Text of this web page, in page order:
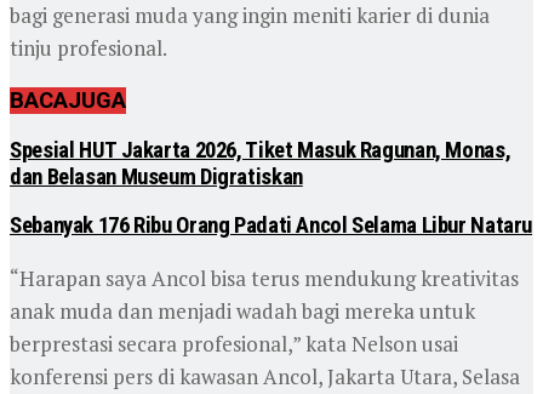
bagi generasi muda yang ingin meniti karier di dunia
tinju profesional.
BACAJUGA
Spesial HUT Jakarta 2026, Tiket Masuk Ragunan, Monas,
dan Belasan Museum Digratiskan
Sebanyak 176 Ribu Orang Padati Ancol Selama Libur Nataru
“Harapan saya Ancol bisa terus mendukung kreativitas
anak muda dan menjadi wadah bagi mereka untuk
berprestasi secara profesional,” kata Nelson usai
konferensi pers di kawasan Ancol, Jakarta Utara, Selasa